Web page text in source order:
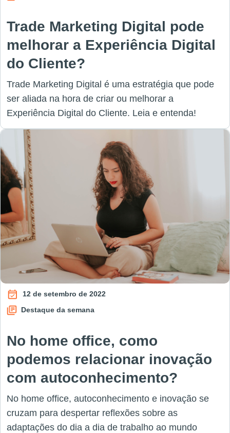
Trade Marketing Digital pode
melhorar a Experiência Digital
do Cliente?
Trade Marketing Digital é uma estratégia que pode
ser aliada na hora de criar ou melhorar a
Experiência Digital do Cliente. Leia e entenda!
12 de setembro de 2022
Destaque da semana
No home office, como
podemos relacionar inovação
com autoconhecimento?
No home office, autoconhecimento e inovação se
cruzam para despertar reflexões sobre as
adaptações do dia a dia de trabalho ao mundo